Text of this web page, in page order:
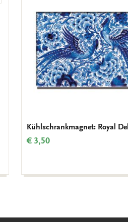
Kühlschrankmagnet: Royal
€ 3,50